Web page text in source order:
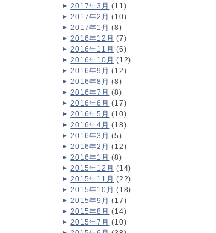
2017年3月 (11)
2017年2月 (10)
2017年1月 (8)
2016年12月 (7)
2016年11月 (6)
2016年10月 (12)
2016年9月 (12)
2016年8月 (8)
2016年7月 (8)
2016年6月 (17)
2016年5月 (10)
2016年4月 (18)
2016年3月 (5)
2016年2月 (12)
2016年1月 (8)
2015年12月 (14)
2015年11月 (22)
2015年10月 (18)
2015年9月 (17)
2015年8月 (14)
2015年7月 (10)